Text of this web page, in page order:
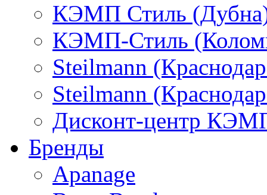
КЭМП Стиль
КЭМП-Стиль
Steilmann
Steilmann
Дисконт-центр
Бренды
Apanage